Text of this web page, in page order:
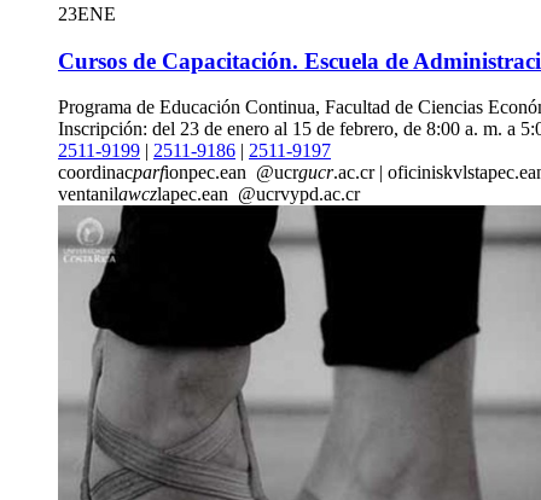
23ENE
Cursos de Capacitación. Escuela de
Programa de Educación Continua, Facultad de Ciencias
Inscripción: del 23 de enero al 15 de febrero, de 8:00 a. m. a
2511-9199 | 2511-9186 | 2511-9197
coordinacparfionpec.ean @ucrgucr.ac.cr| oficiniskvls
ventanilawczlapec.ean @ucrvypd.ac.cr